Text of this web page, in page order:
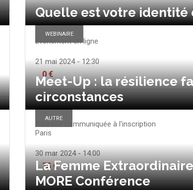
WEBINAIRE
Quelle est votre identité
Evénement en ligne
21 mai 2024 - 12:30
0 €
AUTRE
Meet-Up : la résilience
circonstances
Adresse communiquée à l'inscription
Paris
30 mar 2024 - 14:00
75 €
La Femme Extraordinaire
MORE Conférence